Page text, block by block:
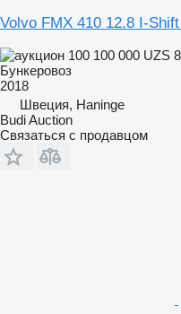
Volvo FMX 410 12.8 I-
100 100 000 UZS
Бункеровоз
2018
Швеция, Haninge
Budi Auction
Связаться с продавцом